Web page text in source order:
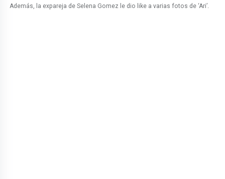
Además, la expareja de Selena Gomez le dio like a varias fotos de ‘Ari’.